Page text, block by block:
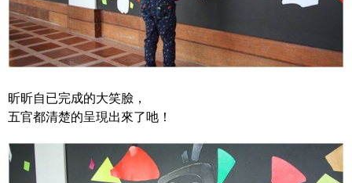
昕昕自已完成的大笑臉，
五官都清楚的呈現出來了吔！